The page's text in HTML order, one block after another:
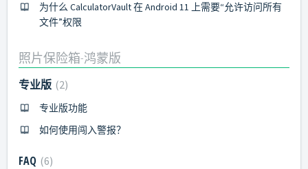
为什么 CalculatorVault 在 Android 11 上需要“允许访问所有
文件”权限
照片保险箱-鸿蒙版
专业版 2
专业版功能
如何使用闯入警报？
FAQ 6